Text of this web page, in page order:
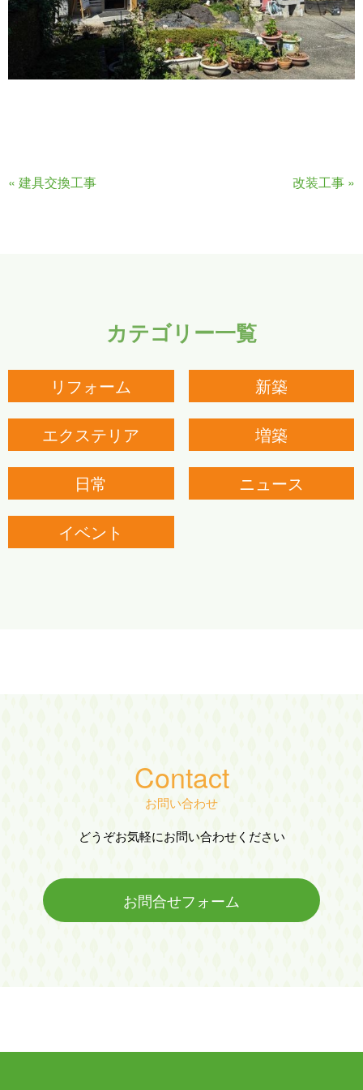
« 建具交換工事 改装工事 »
カテゴリー一覧
リフォーム 新築
エクステリア 増築
日常 ニュース
イベント
Contact
お問い合わせ
どうぞお気軽にお問い合わせください
お問合せフォーム